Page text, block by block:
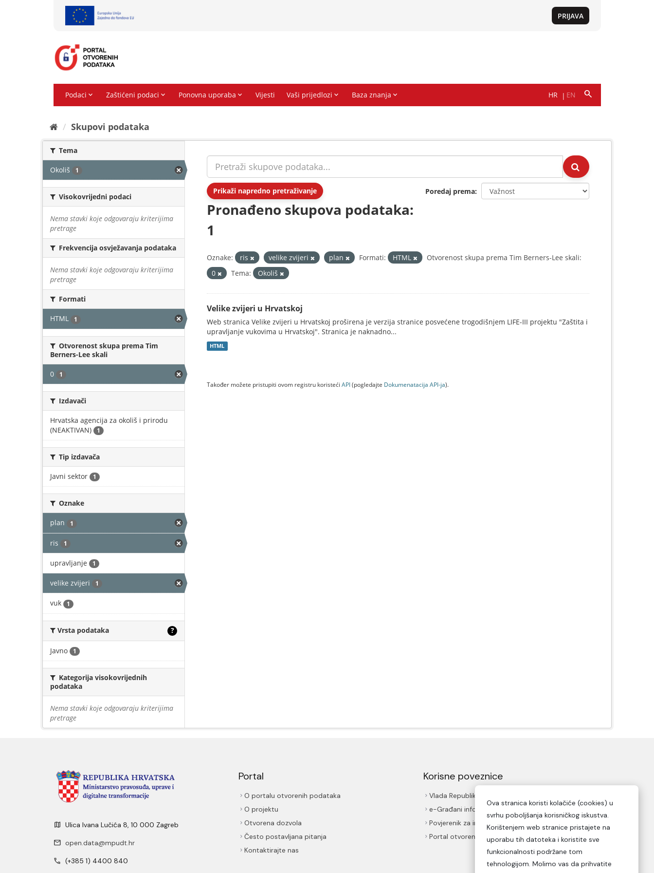
Skupovi podаtаkа
Tema
Okoliš 1
Visokovrijedni podaci
Nema stavki koje odgovaraju kriterijima
pretrage
Frekvencija osvježavanja podataka
Nema stavki koje odgovaraju kriterijima
pretrage
Formati
HTML 1
Otvorenost skupa prema Tim
Berners-Lee skali
0 1
Izdavači
Hrvatska agencija za okoliš i prirodu
(NEAKTIVAN)
1
Tip izdavača
Javni sektor 1
Oznake
plan 1
ris 1
upravljanje 1
velike zvijeri 1
vuk 1
Vrsta podataka ?
Javno 1
Kategorija visokovrijednih
podataka
Nema stavki koje odgovaraju kriterijima
pretrage
Prikaži napredno pretraživanje Poredaj prema
Pronađeno skupova podataka:
1
Oznake: ris velike zvijeri plan Formati: HTML
Otvorenost skupa prema Tim Berners-Lee skali:
0
Tema: Okoliš
Velike zvijeri u Hrvatskoj
Web stranica Velike zvijeri u Hrvatskoj proširena je verzija stranice posvećene trogodišnjem LIFE-III projektu "Zaštita i
upravljanje vukovima u Hrvatskoj". Stranica je naknadno...
HTML
Također možete pristupiti ovom registru koristeći API(pogledajte Dokumenаtаcijа API-jа).